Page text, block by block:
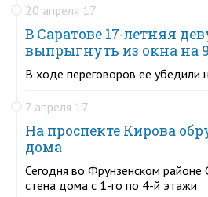
20 апреля 17
В Саратове 17-летняя
выпрыгнуть из окна на
В ходе переговоров ее убедили
7 апреля 17
На проспекте Кирова
дома
Сегодня во Фрунзенском районе
стена дома с 1-го по 4-й этажи